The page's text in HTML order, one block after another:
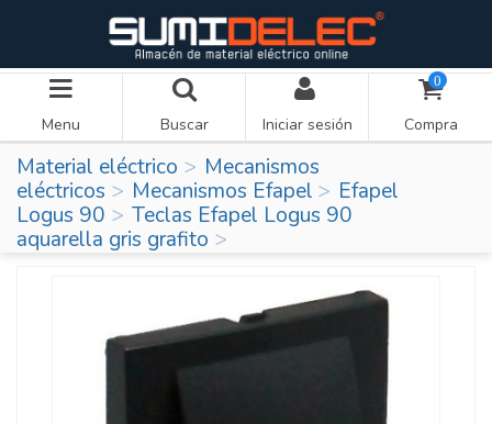
Menu Buscar Iniciar sesión
0
Compra
Material eléctrico
Mecanismos
eléctricos
Mecanismos Efapel
Efapel
Logus 90
Teclas Efapel Logus 90
aquarella gris grafito